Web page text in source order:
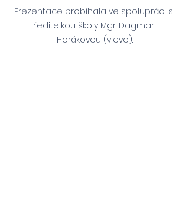
Prezentace probíhala ve spolupráci s
ředitelkou školy Mgr. Dagmar
Horákovou (vlevo).